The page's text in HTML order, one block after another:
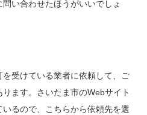
い合わせたほうがいいでしょ
受けている業者に依頼して、ご
ます。さいたま市のWebサイト
るので、こちらから依頼先を選